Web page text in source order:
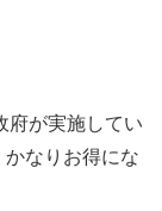
府が実施してい
かなりお得にな